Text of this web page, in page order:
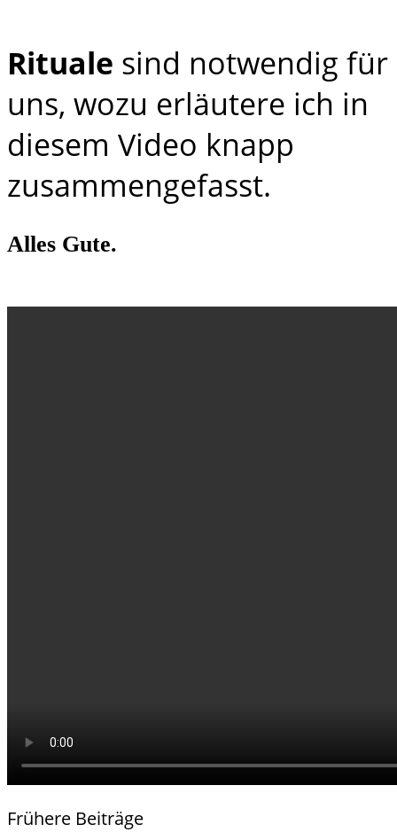
Rituale sind notwendig für
uns, wozu erläutere ich in
diesem Video knapp
zusammengefasst.
Alles Gute.
Frühere Beiträge